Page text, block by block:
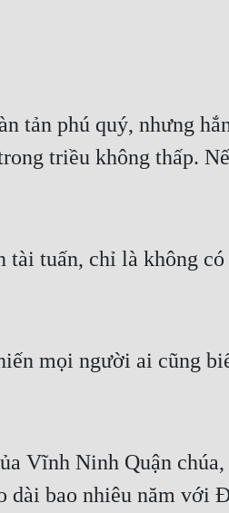
tản phú quý, nhưng
triều không thấp.
tuấn, chỉ là không
mọi người ai cũng
Vĩnh Ninh Quận
bao nhiêu năm với